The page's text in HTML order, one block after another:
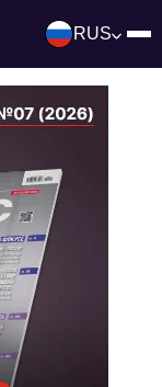
RUS